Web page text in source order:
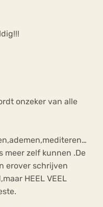
onzeker van alle
meer zelf kunnen .De
erover schrijven
HEEL VEEL